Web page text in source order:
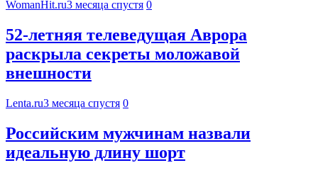
WomanHit.ru3 месяца спустя 0
52-летняя телеведущая Аврора
раскрыла секреты моложавой
внешности
Lenta.ru3 месяца спустя 0
Российским мужчинам назвали
идеальную длину шорт